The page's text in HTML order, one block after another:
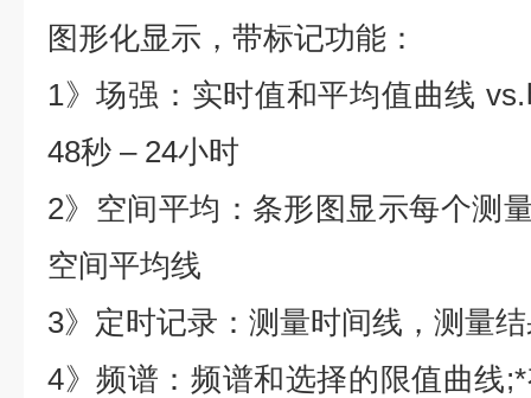
图形化显示，带标记功能：
1》场强：实时值和平均值曲线
48秒 – 24小时
2》空间平均：条形图显示每个测
空间平均线
3》定时记录：测量时间线，测量
4》频谱：频谱和选择的限值曲线